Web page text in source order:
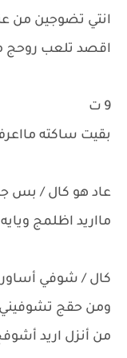
انتي تضوجين من
اقصد تلعب روحج
9 ت
بقيت ساكته
عاد هو كال / بس
مااريد اظلمج ويايه
كال / شوفي
ومن حقج تشوفيني
من أنزل اريد